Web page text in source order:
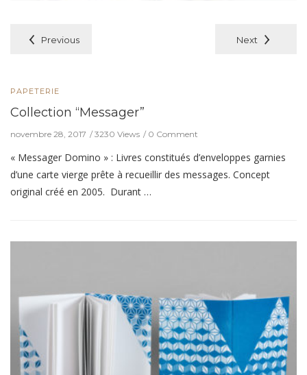
Previous Next
PAPETERIE
Collection “Messager”
novembre 28, 2017 3230 Views 0 Comment
« Messager Domino » : Livres constitués d’enveloppes garnies
d’une carte vierge prête à recueillir des messages. Concept
original créé en 2005. Durant …